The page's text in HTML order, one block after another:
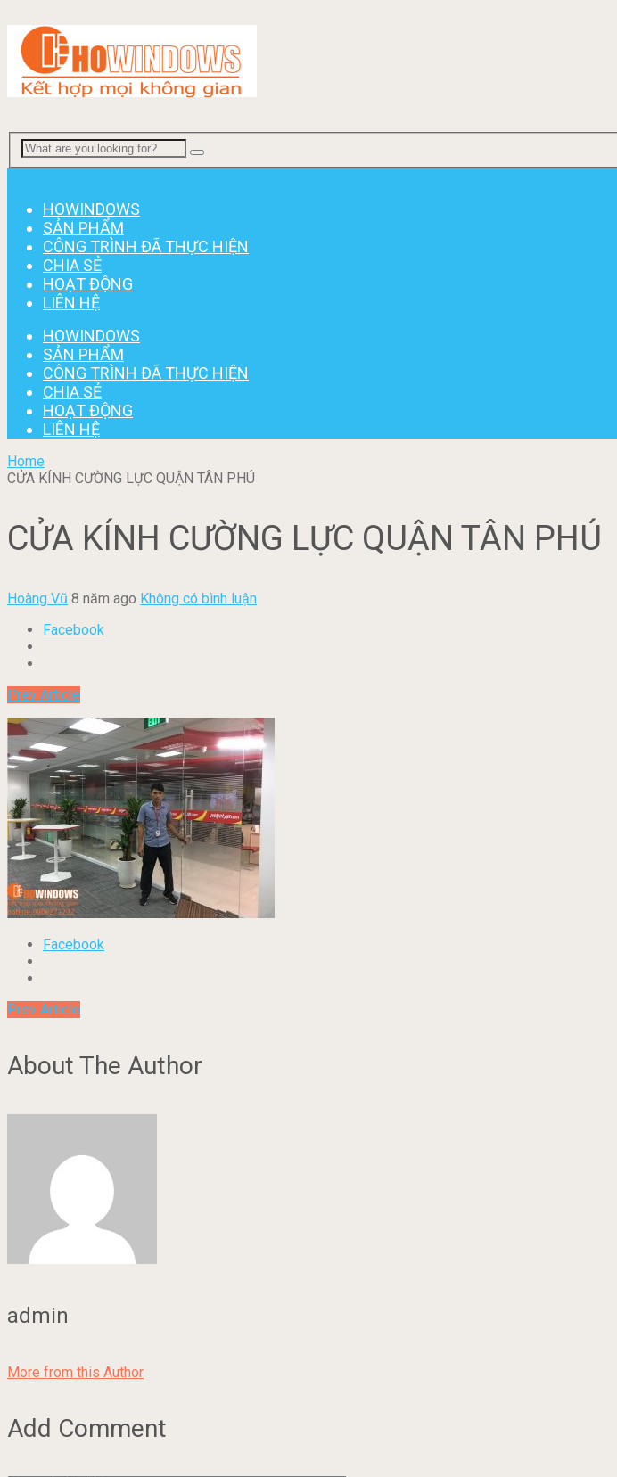
HOWINDOWS
SẢN PHẨM
CÔNG TRÌNH ĐÃ THỰC HIỆN
CHIA SẺ
HOẠT ĐỘNG
LIÊN HỆ
HOWINDOWS
SẢN PHẨM
CÔNG TRÌNH ĐÃ THỰC HIỆN
CHIA SẺ
HOẠT ĐỘNG
LIÊN HỆ
Home
CỬA KÍNH CƯỜNG LỰC QUẬN TÂN PHÚ
CỬA KÍNH CƯỜNG LỰC QUẬN TÂN PHÚ
Hoàng Vũ 8 năm ago Không có bình luận
Facebook
Prev Article
Facebook
Prev Article
About The Author
admin
More from this Author
Add Comment